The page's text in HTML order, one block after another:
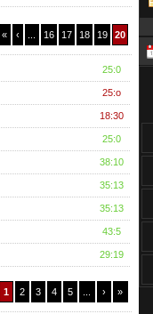
« ‹ 16 17 18 19 20
25:0
25:o
18:30
25:0
38:10
35:13
35:13
43:5
29:19
1 2 3 4 5 › »